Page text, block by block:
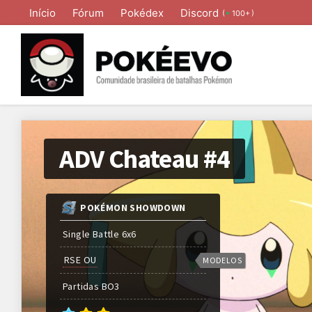
Início Fórum Pokédex Discord ( 100+ )
ADV Chateau #4
POKÉMON SHOWDOWN
Single Battle 6x6
RSE OU
Partidas BO3
MODELOS